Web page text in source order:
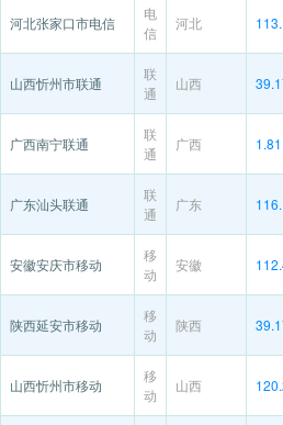
河北张家口市电信
电
信
河北
山西忻州市联通
联
通
山西
广西南宁联通
联
通
广西
广东汕头联通
联
通
广东
安徽安庆市移动
移
动
安徽
陕西延安市移动
移
动
陕西
山西忻州市移动
移
动
山西